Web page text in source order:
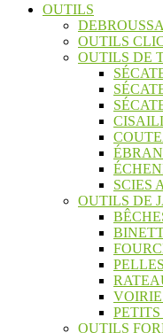
OUTILS
OUTILS
OUTILS DE
SCIES
OUTILS DE
PELLES
VOIRIE
OUTILS